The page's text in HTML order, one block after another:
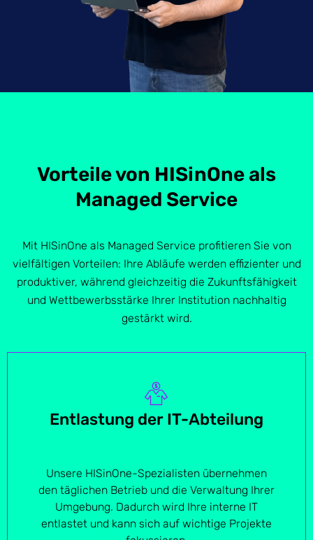
Vorteile von HISinOne als
Managed Service
Mit HISinOne als Managed Service profitieren Sie von
vielfältigen Vorteilen: Ihre Abläufe werden effizienter und
produktiver, während gleichzeitig die Zukunftsfähigkeit
und Wettbewerbsstärke Ihrer Institution nachhaltig
gestärkt wird.
Entlastung der IT-Abteilung
Unsere HISinOne-Spezialisten übernehmen
den täglichen Betrieb und die Verwaltung Ihrer
Umgebung. Dadurch wird Ihre interne IT
entlastet und kann sich auf wichtige Projekte